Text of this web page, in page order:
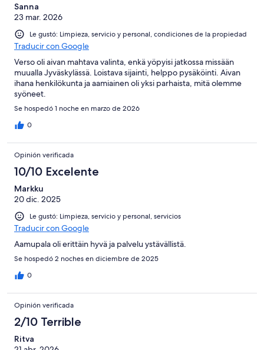
Sanna
23 mar. 2026
Le gustó: Limpieza, servicio y personal, condiciones de la propiedad
Traducir con Google
Verso oli aivan mahtava valinta, enkä yöpyisi jatkossa missään
muualla Jyväskylässä. Loistava sijainti, helppo pysäköinti. Aivan
ihana henkilökunta ja aamiainen oli yksi parhaista, mitä olemme
syöneet.
Se hospedó 1 noche en marzo de 2026
0
Opinión verificada
10/10 Excelente
Markku
20 dic. 2025
Le gustó: Limpieza, servicio y personal, servicios
Traducir con Google
Aamupala oli erittäin hyvä ja palvelu ystävällistä.
Se hospedó 2 noches en diciembre de 2025
0
Opinión verificada
2/10 Terrible
Ritva